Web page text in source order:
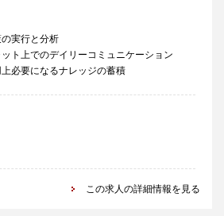
の実行と分析
ト上でのデイリーコミュニケーション
必要になるナレッジの蓄積
この求人の詳細情報を見る